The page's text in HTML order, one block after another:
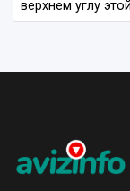
верхнем углу